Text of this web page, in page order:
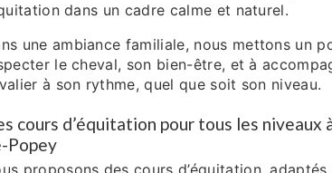
dans un cadre calme et naturel.
une ambiance familiale, nous mettons un
le cheval, son bien-être, et à
à son rythme, quel que soit son niveau.
cours d’équitation pour tous les niveaux
Popey
proposons des cours d’équitation,